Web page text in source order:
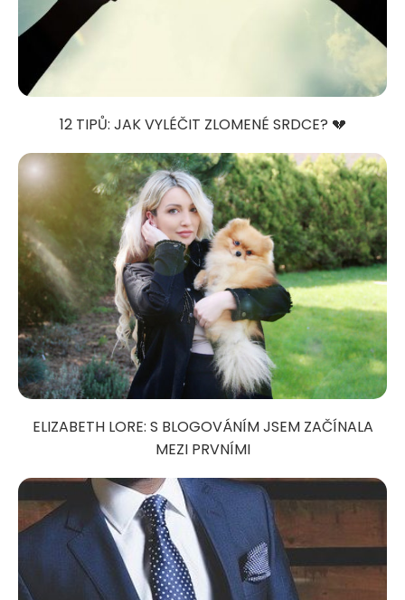
12 TIPŮ: JAK VYLÉČIT ZLOMENÉ SRDCE? 💔
ELIZABETH LORE: S BLOGOVÁNÍM JSEM ZAČÍNALA
MEZI PRVNÍMI